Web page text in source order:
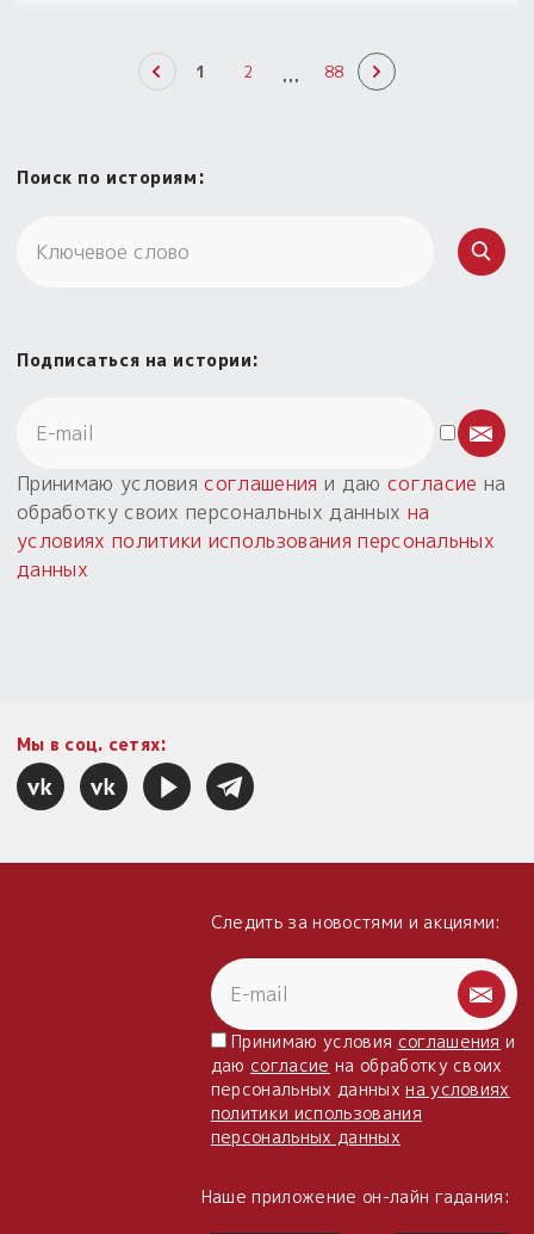
1 2 ... 88
Поиск по историям:
Подписаться на истории:
Принимаю условиясоглашения и даю согласие на
обработку своих персональных данных на
условиях политики использования персональных
данных
Мы в соц. сетях:
Следить за новостями и акциями:
Принимаю условия соглашения и
даю согласие на обработку своих
персональных данныхна условиях
политики использования
персональных данных
Наше приложение он-лайн гадания: